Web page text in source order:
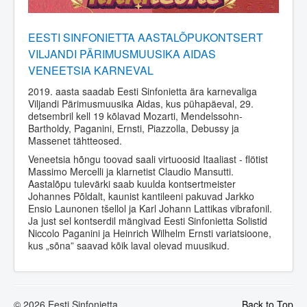
EESTI SINFONIETTA AASTALÕPUKONTSERT
VILJANDI PÄRIMUSMUUSIKA AIDAS
VENEETSIA KARNEVAL
2019. aasta saadab Eesti Sinfonietta ära karnevaliga
Viljandi Pärimusmuusika Aidas, kus pühapäeval, 29.
detsembril kell 19 kõlavad Mozarti, Mendelssohn-
Bartholdy, Paganini, Ernsti, Piazzolla, Debussy ja
Massenet tähtteosed.
Veneetsia hõngu toovad saali virtuoosid Itaaliast - flötist
Massimo Mercelli ja klarnetist Claudio Mansutti.
Aastalõpu tulevärki saab kuulda kontsertmeister
Johannes Põldalt, kaunist kantileeni pakuvad Jarkko
Ensio Launonen tšellol ja Karl Johann Lattikas vibrafonil.
Ja just sel kontserdil mängivad Eesti Sinfonietta Solistid
Niccolo Paganini ja Heinrich Wilhelm Ernsti variatsioone,
kus „sõna” saavad kõik laval olevad muusikud.